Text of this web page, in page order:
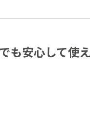
も安心して使